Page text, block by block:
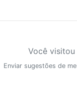
Você
Enviar sugestões de